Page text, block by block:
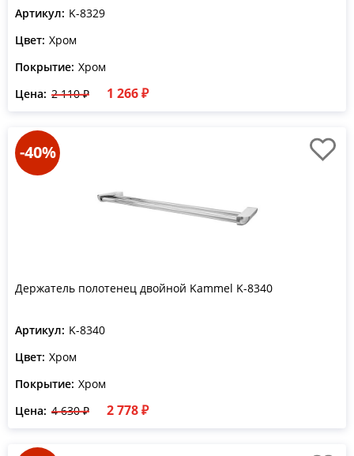
Артикул: K-8329
Цвет: Хром
Покрытие: Хром
Цена: 2 110 ₽ 1 266 ₽
-40%
Держатель полотенец двойной Kammel K-8340
Артикул: K-8340
Цвет: Хром
Покрытие: Хром
Цена: 4 630 ₽ 2 778 ₽